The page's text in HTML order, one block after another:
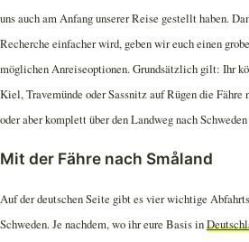
uns auch am Anfang unserer Reise gestellt haben.
Recherche einfacher wird, geben wir euch einen
möglichen Anreiseoptionen. Grundsätzlich gilt: Ihr
Kiel, Travemünde oder Sassnitz auf Rügen die Fähre
oder aber komplett über den Landweg nach
Mit der Fähre nach Småland
Auf der deutschen Seite gibt es vier wichtige
Schweden. Je nachdem, wo ihr eure Basis in